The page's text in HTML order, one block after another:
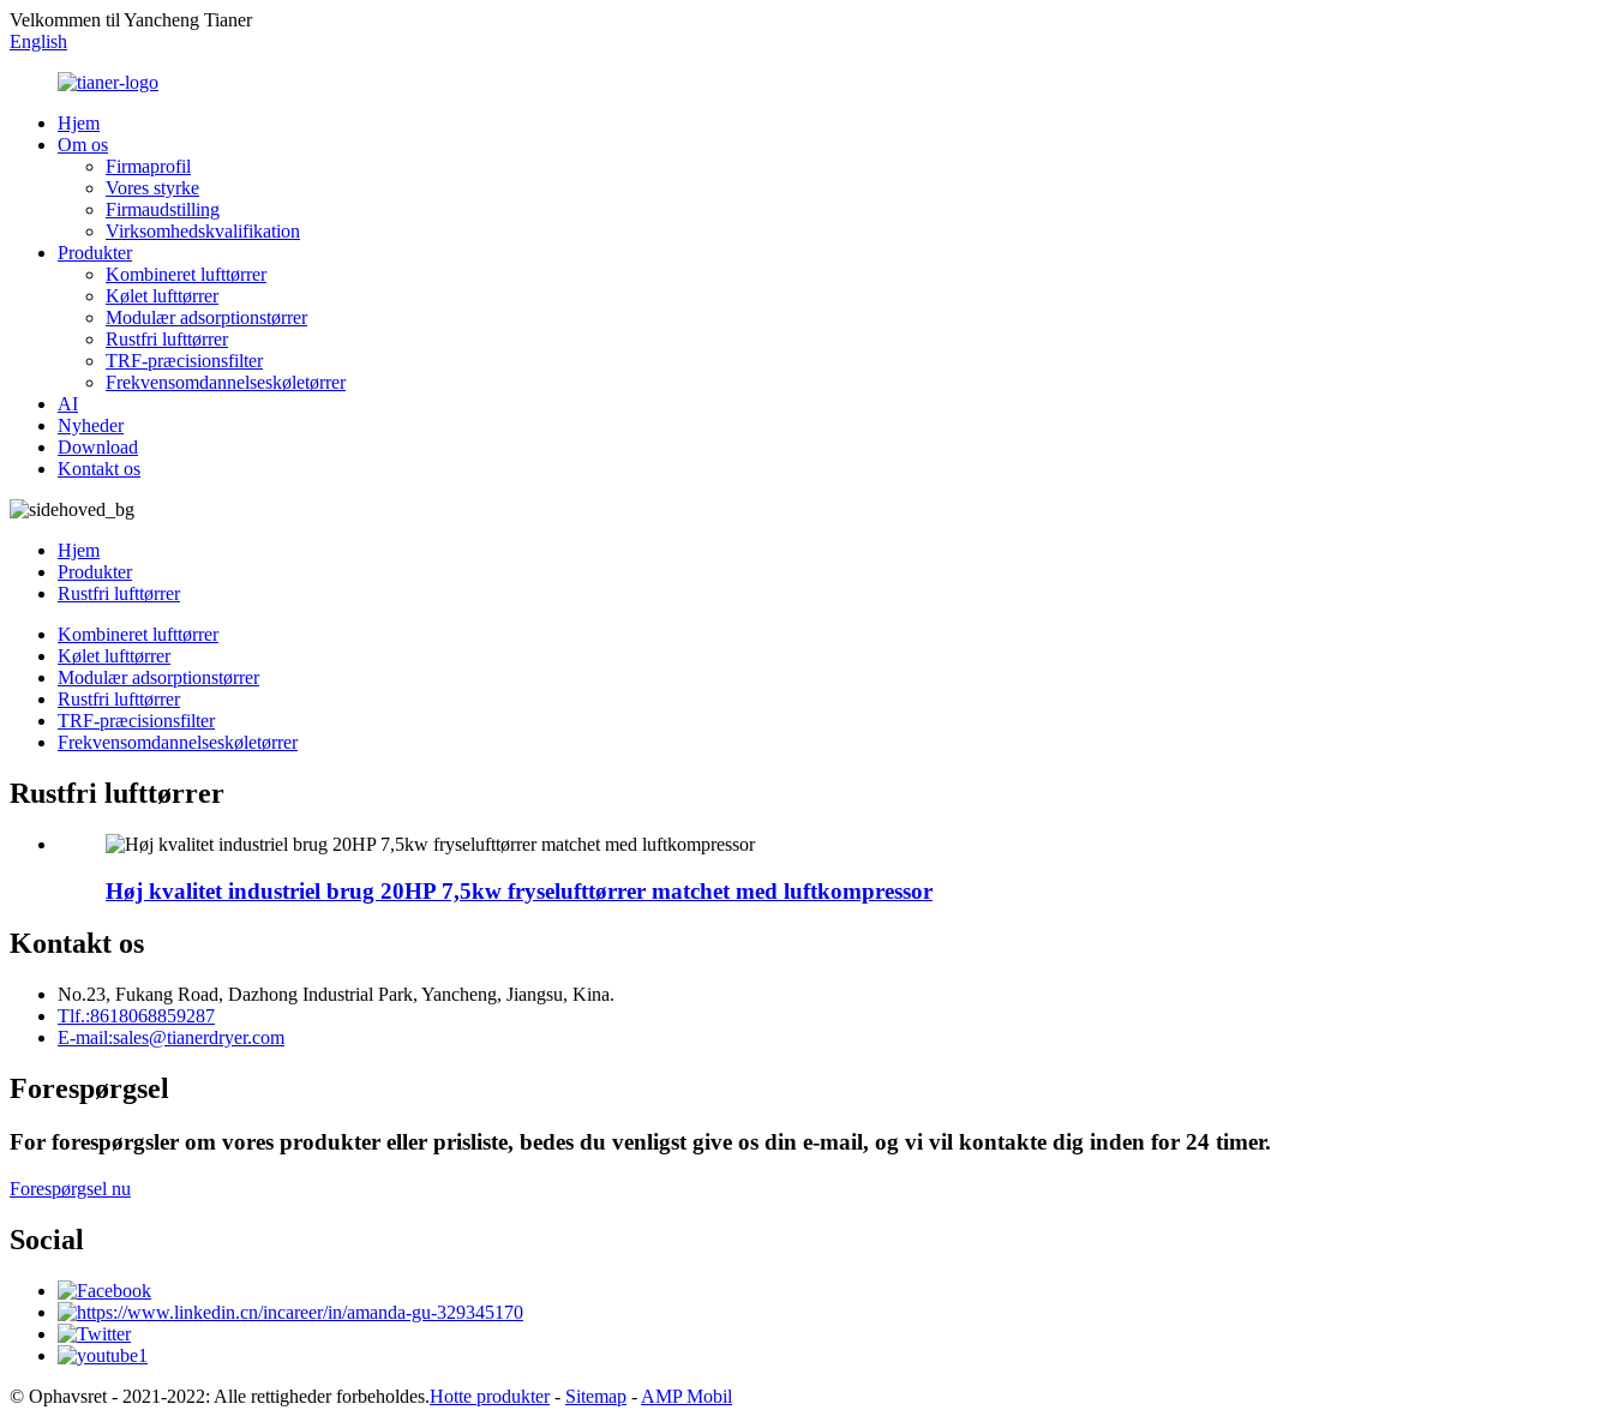
Velkommen til Yancheng Tianer
English
Hjem
Om os
Firmaprofil
Vores styrke
Firmaudstilling
Virksomhedskvalifikation
Produkter
Kombineret lufttørrer
Kølet lufttørrer
Modulær adsorptionstørrer
Rustfri lufttørrer
TRF-præcisionsfilter
Frekvensomdannelseskøletørrer
AI
Nyheder
Download
Kontakt os
Hjem
Produkter
Rustfri lufttørrer
Kombineret lufttørrer
Kølet lufttørrer
Modulær adsorptionstørrer
Rustfri lufttørrer
TRF-præcisionsfilter
Frekvensomdannelseskøletørrer
Rustfri lufttørrer
Høj kvalitet industriel brug 20HP 7,5kw fryselufttørrer matchet med luftkompressor
Kontakt os
No.23, Fukang Road, Dazhong Industrial Park, Yancheng, Jiangsu, Kina.
Tlf.:8618068859287
E-mail:sales@tianerdryer.com
Forespørgsel
For forespørgsler om vores produkter eller prisliste, bedes du venligst give os din e-mail, og vi vil kontakte dig inden for 24 timer.
Forespørgsel nu
Social
© Ophavsret - 2021-2022: Alle rettigheder forbeholdes.Hotte produkter- Sitemap - AMP Mobil